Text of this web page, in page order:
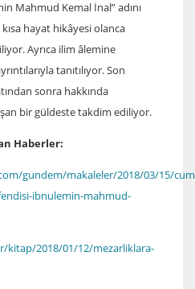
Mahmud Kemal İnal” adını
hayat hikâyesi olanca
Ayrıca ilim âlemine
tanıtılıyor. Son
sonra hakkında
bir güldeste takdim ediliyor.
Haberler:
gundem/makaleler/2018/03/15/
ibnulemin-mahmud-
kitap/2018/01/12/mezarliklara-